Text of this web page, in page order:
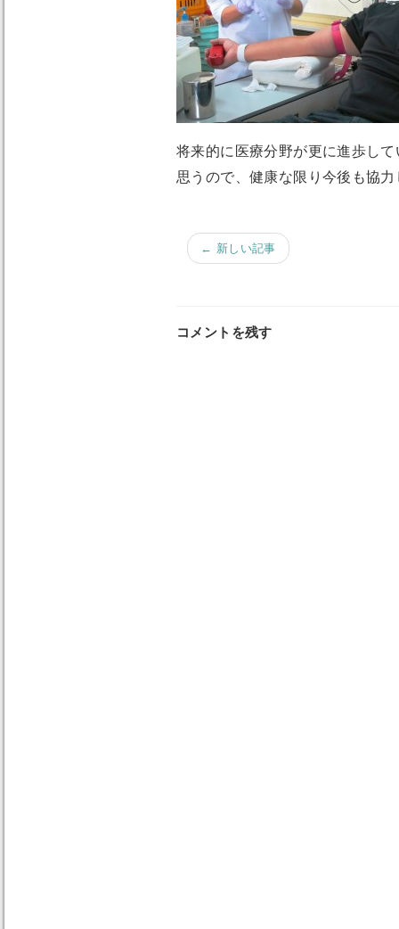
将来的に医療分野が更に進歩し
思うので、健康な限り今後も協
← 新しい記事
コメントを残す